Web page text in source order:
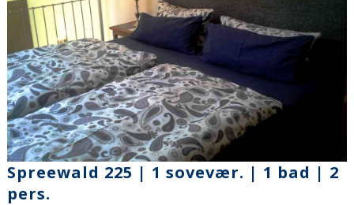
Spreewald 225 | 1 sovevær. | 1 bad | 2
pers.